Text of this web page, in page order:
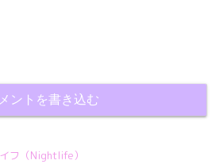
ントを書き込む
フ（Nightlife）